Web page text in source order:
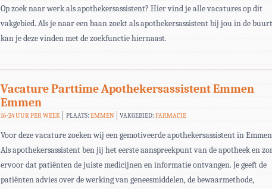
Op zoek naar werk als apothekersassistent? Hier vind je alle vacatures op dit
vakgebied. Als je naar een baan zoekt als apothekersassistent bij jou in de buurt
kan je deze vinden met de zoekfunctie hiernaast.
Vacature Parttime Apothekersassistent Emmen
Emmen
16-24 UUR PER WEEK PLAATS: EMMEN VAKGEBIED:FARMACIE
Voor deze vacature zoeken wij een gemotiveerde apothekersassistent in
Als apothekersassistent ben jij het eerste aanspreekpunt van de apotheek en
ervoor dat patiënten de juiste medicijnen en informatie ontvangen. Je geeft de
patiënten advies over de werking van geneesmiddelen, de bewaarmethode,